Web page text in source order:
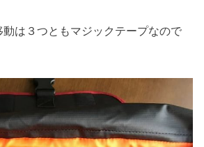
動は３つともマジックテープなので